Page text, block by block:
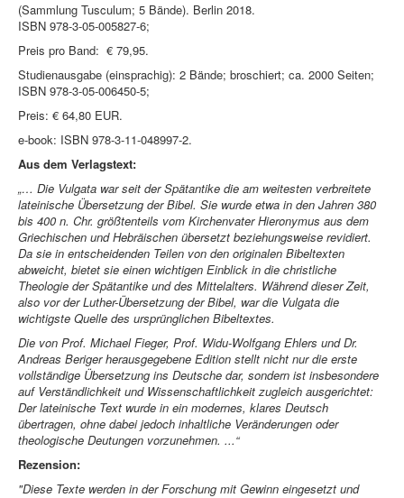
(Sammlung Tusculum; 5 Bände). Berlin 2018.
ISBN 978-3-05-005827-6;
Preis pro Band: € 79,95.
Studienausgabe (einsprachig): 2 Bände; broschiert; ca. 2000 Seiten;
ISBN 978-3-05-006450-5;
Preis: € 64,80 EUR.
e-book: ISBN 978-3-11-048997-2.
Aus dem Verlagstext:
„… Die Vulgata war seit der Spätantike die am weitesten verbreitete
lateinische Übersetzung der Bibel. Sie wurde etwa in den Jahren 380
bis 400 n. Chr. größtenteils vom Kirchenvater Hieronymus aus dem
Griechischen und Hebräischen übersetzt beziehungsweise revidiert.
Da sie in entscheidenden Teilen von den originalen Bibeltexten
abweicht, bietet sie einen wichtigen Einblick in die christliche
Theologie der Spätantike und des Mittelalters. Während dieser Zeit,
also vor der Luther-Übersetzung der Bibel, war die Vulgata die
wichtigste Quelle des ursprünglichen Bibeltextes.
Die von Prof. Michael Fieger, Prof. Widu-Wolfgang Ehlers und Dr.
Andreas Beriger herausgegebene Edition stellt nicht nur die erste
vollständige Übersetzung ins Deutsche dar, sondern ist insbesondere
auf Verständlichkeit und Wissenschaftlichkeit zugleich ausgerichtet:
Der lateinische Text wurde in ein modernes, klares Deutsch
übertragen, ohne dabei jedoch inhaltliche Veränderungen oder
theologische Deutungen vorzunehmen. ...“
Rezension:
"Diese Texte werden in der Forschung mit Gewinn eingesetzt und